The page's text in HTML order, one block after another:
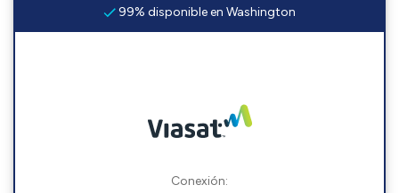
99% disponible en Washington
Conexión: